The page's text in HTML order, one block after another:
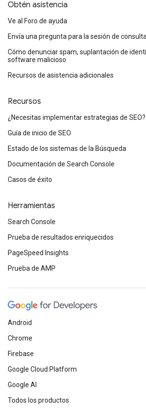
Obtén asistencia
Ve al Foro de ayuda
Envía una pregunta para la sesión de consulta
Cómo denunciar spam, suplantación de
software malicioso
Recursos de asistencia adicionales
Recursos
¿Necesitas implementar estrategias de SEO?
Guía de inicio de SEO
Estado de los sistemas de la Búsqueda
Documentación de Search Console
Casos de éxito
Herramientas
Search Console
Prueba de resultados enriquecidos
PageSpeed Insights
Prueba de AMP
Android
Chrome
Firebase
Google Cloud Platform
Google AI
Todos los productos